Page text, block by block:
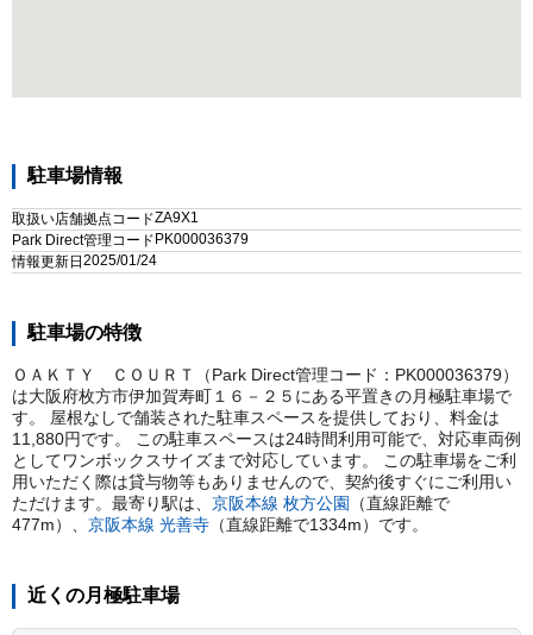
駐車場情報
取扱い店舗拠点コードZA9X1
Park Direct管理コード PK000036379
情報更新日 2025/01/24
駐車場の特徴
ＯＡＫＴＹ ＣＯＵＲＴ（Park Direct管理コード：PK000036379）
は大阪府枚方市伊加賀寿町１６－２５にある平置きの月極駐車場で
す。 屋根なしで舗装された駐車スペースを提供しており、料金は
11,880円です。 この駐車スペースは24時間利用可能で、対応車両例
としてワンボックスサイズまで対応しています。 この駐車場をご利
用いただく際は貸与物等もありませんので、契約後すぐにご利用い
ただけます。 最寄り駅は、 京阪本線 枚方公園
（直線距離で
477m） 京阪本線 光善寺 （直線距離で1334m） です。
近くの月極駐車場